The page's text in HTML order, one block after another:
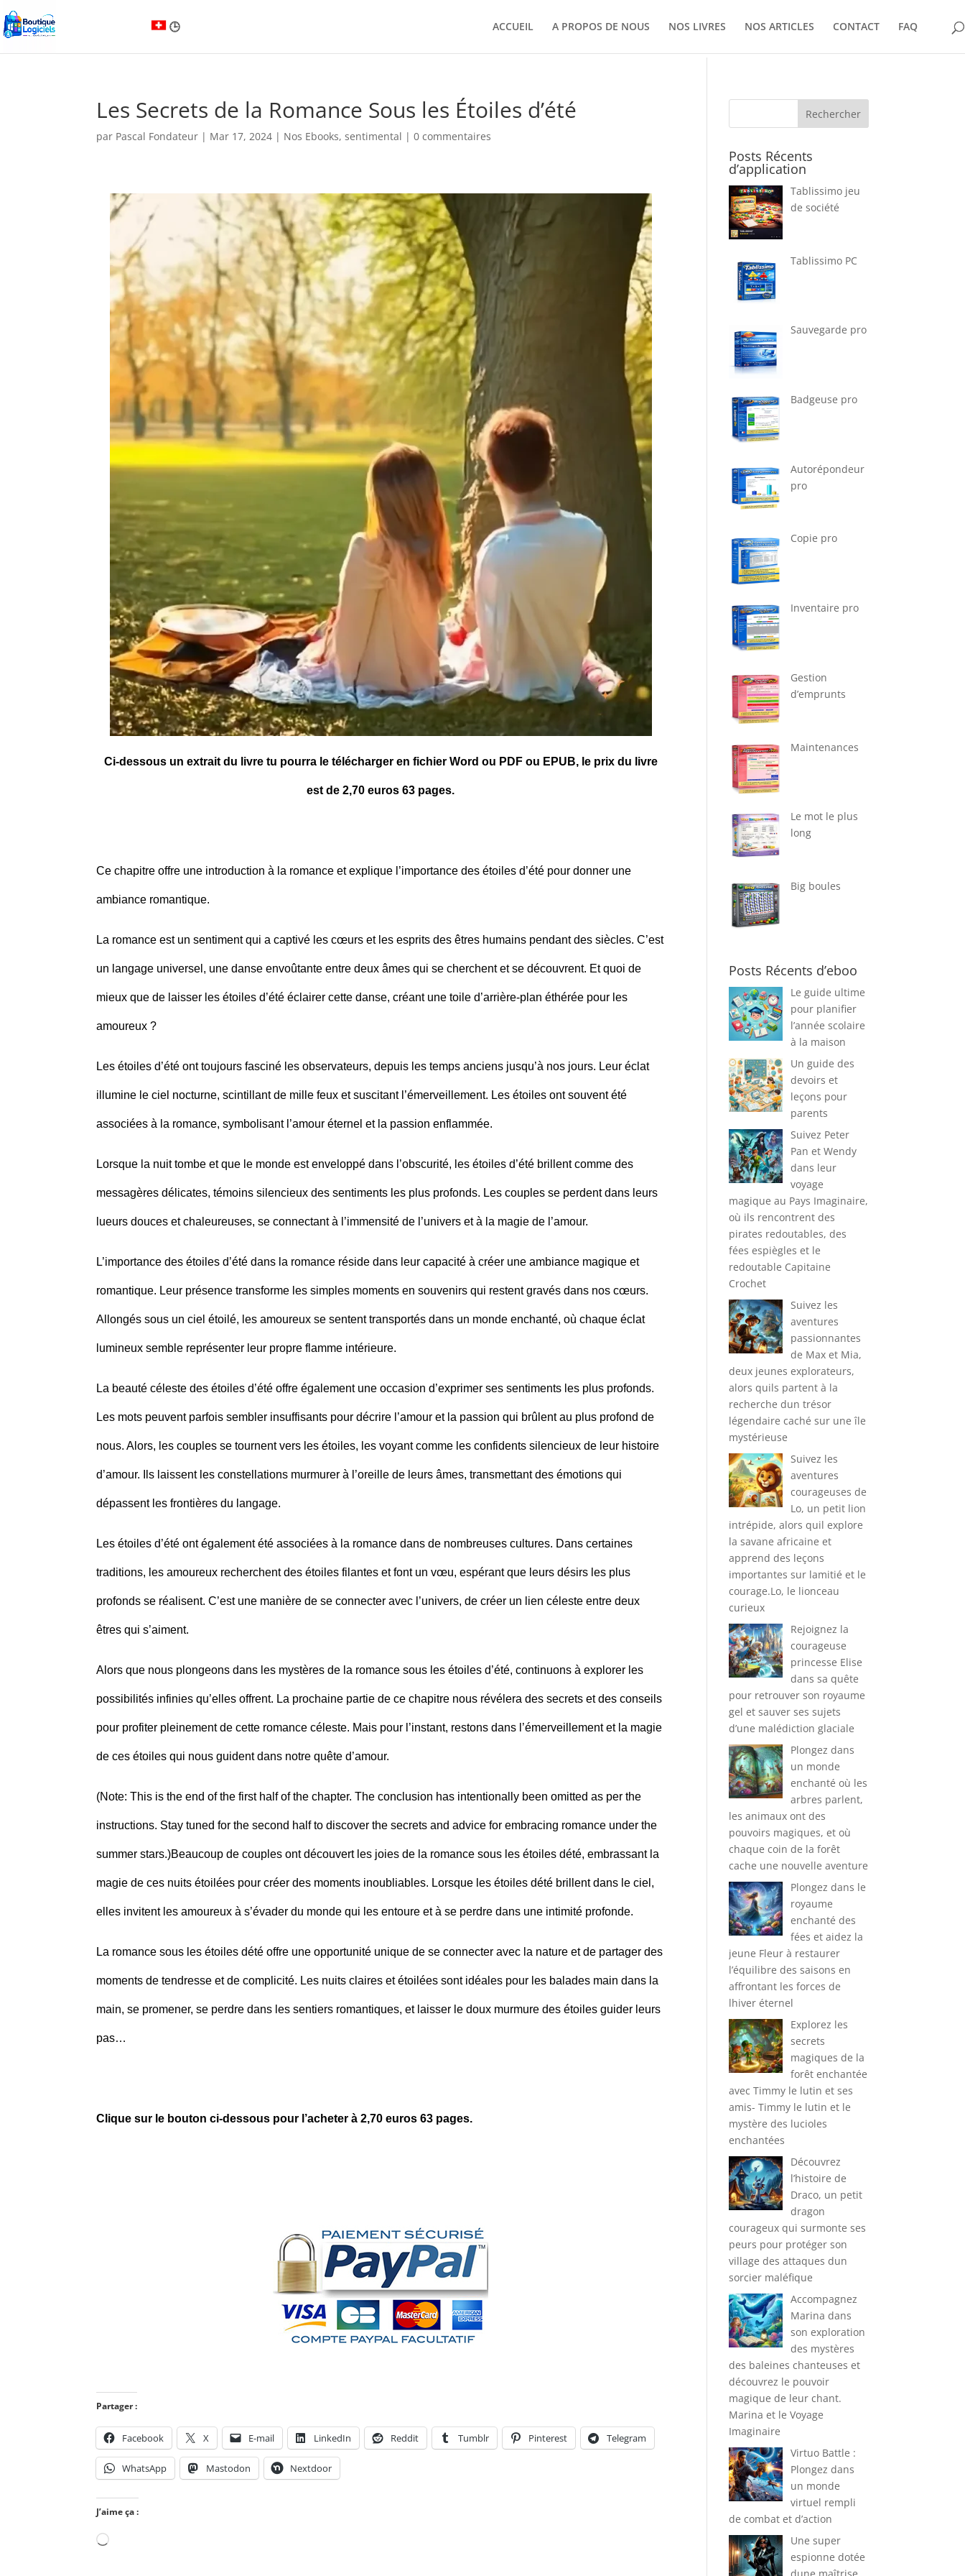
ACCUEIL A PROPOS DE NOUS NOS LIVRES NOS ARTICLES CONTACT FAQ
Les Secrets de la Romance Sous les Étoiles d’été
par Pascal Fondateur | Mar 17, 2024 | Nos Ebooks,sentimental |0 commentaires
Ci-dessous un extrait du livre tu pourra le télécharger en fichier Word ou PDF ou EPUB, le prix du livre
est de 2,70 euros 63 pages.
Ce chapitre offre une introduction à la romance et explique l’importance des étoiles d’été pour donner une
ambiance romantique.
La romance est un sentiment qui a captivé les cœurs et les esprits des êtres humains pendant des siècles. C’est
un langage universel, une danse envoûtante entre deux âmes qui se cherchent et se découvrent. Et quoi de
mieux que de laisser les étoiles d’été éclairer cette danse, créant une toile d’arrière-plan éthérée pour les
amoureux ?
Les étoiles d’été ont toujours fasciné les observateurs, depuis les temps anciens jusqu’à nos jours. Leur éclat
illumine le ciel nocturne, scintillant de mille feux et suscitant l’émerveillement. Les étoiles ont souvent été
associées à la romance, symbolisant l’amour éternel et la passion enflammée.
Lorsque la nuit tombe et que le monde est enveloppé dans l’obscurité, les étoiles d’été brillent comme des
messagères délicates, témoins silencieux des sentiments les plus profonds. Les couples se perdent dans leurs
lueurs douces et chaleureuses, se connectant à l’immensité de l’univers et à la magie de l’amour.
L’importance des étoiles d’été dans la romance réside dans leur capacité à créer une ambiance magique et
romantique. Leur présence transforme les simples moments en souvenirs qui restent gravés dans nos cœurs.
Allongés sous un ciel étoilé, les amoureux se sentent transportés dans un monde enchanté, où chaque éclat
lumineux semble représenter leur propre flamme intérieure.
La beauté céleste des étoiles d’été offre également une occasion d’exprimer ses sentiments les plus profonds.
Les mots peuvent parfois sembler insuffisants pour décrire l’amour et la passion qui brûlent au plus profond de
nous. Alors, les couples se tournent vers les étoiles, les voyant comme les confidents silencieux de leur histoire
d’amour. Ils laissent les constellations murmurer à l’oreille de leurs âmes, transmettant des émotions qui
dépassent les frontières du langage.
Les étoiles d’été ont également été associées à la romance dans de nombreuses cultures. Dans certaines
traditions, les amoureux recherchent des étoiles filantes et font un vœu, espérant que leurs désirs les plus
profonds se réalisent. C’est une manière de se connecter avec l’univers, de créer un lien céleste entre deux
êtres qui s’aiment.
Alors que nous plongeons dans les mystères de la romance sous les étoiles d’été, continuons à explorer les
possibilités infinies qu’elles offrent. La prochaine partie de ce chapitre nous révélera des secrets et des conseils
pour profiter pleinement de cette romance céleste. Mais pour l’instant, restons dans l’émerveillement et la magie
de ces étoiles qui nous guident dans notre quête d’amour.
(Note: This is the end of the first half of the chapter. The conclusion has intentionally been omitted as per the
instructions. Stay tuned for the second half to discover the secrets and advice for embracing romance under the
summer stars.)Beaucoup de couples ont découvert les joies de la romance sous les étoiles dété, embrassant la
magie de ces nuits étoilées pour créer des moments inoubliables. Lorsque les étoiles dété brillent dans le ciel,
elles invitent les amoureux à s’évader du monde qui les entoure et à se perdre dans une intimité profonde.
La romance sous les étoiles dété offre une opportunité unique de se connecter avec la nature et de partager des
moments de tendresse et de complicité. Les nuits claires et étoilées sont idéales pour les balades main dans la
main, se promener, se perdre dans les sentiers romantiques, et laisser le doux murmure des étoiles guider leurs
pas…
Clique sur le bouton ci-dessous pour l’acheter à 2,70 euros 63 pages.
Partager :
Facebook X E-mail LinkedIn Reddit Tumblr Pinterest Telegram
WhatsApp Mastodon Nextdoor
J’aime ça :
Chargement…
Rechercher
Posts Récents
d’application
Tablissimo jeu
de société
Tablissimo PC
Sauvegarde pro
Badgeuse pro
Autorépondeur
pro
Copie pro
Inventaire pro
Gestion
d’emprunts
Maintenances
Le mot le plus
long
Big boules
Posts Récents d’eboo
Le guide ultime
pour planifier
l’année scolaire
à la maison
Un guide des
devoirs et
leçons pour
parents
Suivez Peter
Pan et Wendy
dans leur
voyage
magique au Pays Imaginaire,
où ils rencontrent des
pirates redoutables, des
fées espiègles et le
redoutable Capitaine
Crochet
Suivez les
aventures
passionnantes
de Max et Mia,
deux jeunes explorateurs,
alors quils partent à la
recherche dun trésor
légendaire caché sur une île
mystérieuse
Suivez les
aventures
courageuses de
Lo, un petit lion
intrépide, alors quil explore
la savane africaine et
apprend des leçons
importantes sur lamitié et le
courage.Lo, le lionceau
curieux
Rejoignez la
courageuse
princesse Elise
dans sa quête
pour retrouver son royaume
gel et sauver ses sujets
d’une malédiction glaciale
Plongez dans
un monde
enchanté où les
arbres parlent,
les animaux ont des
pouvoirs magiques, et où
chaque coin de la forêt
cache une nouvelle aventure
Plongez dans le
royaume
enchanté des
fées et aidez la
jeune Fleur à restaurer
l’équilibre des saisons en
affrontant les forces de
lhiver éternel
Explorez les
secrets
magiques de la
forêt enchantée
avec Timmy le lutin et ses
amis- Timmy le lutin et le
mystère des lucioles
enchantées
Découvrez
l’histoire de
Draco, un petit
dragon
courageux qui surmonte ses
peurs pour protéger son
village des attaques dun
sorcier maléfique
Accompagnez
Marina dans
son exploration
des mystères
des baleines chanteuses et
découvrez le pouvoir
magique de leur chant.
Marina et le Voyage
Imaginaire
Virtuo Battle :
Plongez dans
un monde
virtuel rempli
de combat et d’action
Une super
espionne dotée
dune maîtrise